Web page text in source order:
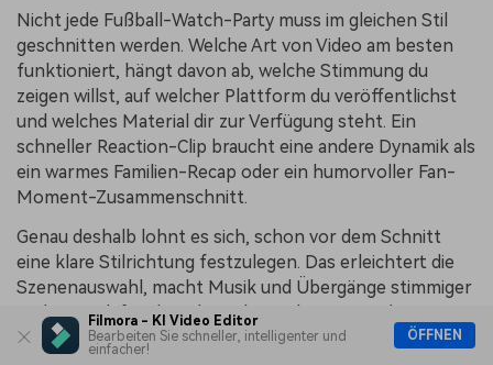
Filmora - KI Video Editor
Bearbeiten Sie schneller, intelligenter und
einfacher!
ÖFFNEN
Nicht jede Fußball-Watch-Party muss im gleichen Stil
geschnitten werden. Welche Art von Video am besten
funktioniert, hängt davon ab, welche Stimmung du
zeigen willst, auf welcher Plattform du veröffentlichst
und welches Material dir zur Verfügung steht. Ein
schneller Reaction-Clip braucht eine andere Dynamik als
ein warmes Familien-Recap oder ein humorvoller Fan-
Moment-Zusammenschnitt.
Genau deshalb lohnt es sich, schon vor dem Schnitt
eine klare Stilrichtung festzulegen. Das erleichtert die
Szenenauswahl, macht Musik und Übergänge stimmiger
und sorgt dafür, dass das Video nicht wie eine lose
Sammlung einzelner Clips wirkt. Gerade bei Watch-